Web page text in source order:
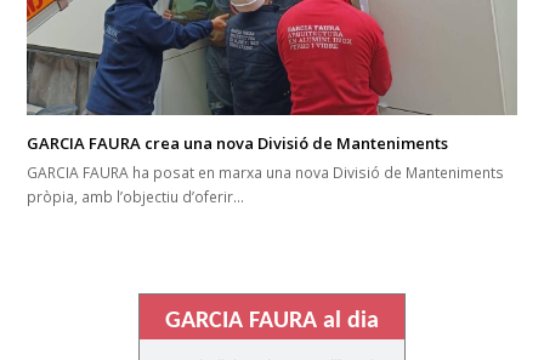
GARCIA FAURA crea una nova Divisió de Manteniments
GARCIA FAURA ha posat en marxa una nova Divisió de Manteniments
pròpia, amb l’objectiu d’oferir…
GARCIA FAURA al dia